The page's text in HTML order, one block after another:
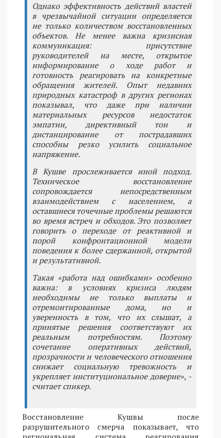
Однако эффективность действий властей
в чрезвычайной ситуации определяется
не только количеством восстановленных
объектов. Не менее важна кризисная
коммуникация: присутствие
руководителей на месте, открытое
информирование о ходе работ и
готовность реагировать на конкретные
обращения жителей. Опыт недавних
природных катастроф в других регионах
показывал, что даже при наличии
материальных ресурсов недостаток
эмпатии, директивный тон и
дистанцирование от пострадавших
способны резко усилить социальное
напряжение.
В Кушве прослеживается иной подход.
Техническое восстановление
сопровождается непосредственным
взаимодействием с населением, а
оставшиеся точечные проблемы решаются
во время встреч и обходов. Это позволяет
говорить о переходе от реактивной и
порой конфронтационной модели
поведения к более сдержанной, открытой
и результативной.
Такая «работа над ошибками» особенно
важна: в условиях кризиса людям
необходимы не только выплаты и
отремонтированные дома, но и
уверенность в том, что их слышат, а
принятые решения соответствуют их
реальным потребностям. Поэтому
сочетание оперативных действий,
прозрачности и человеческого отношения
снижает социальную тревожность и
укрепляет институциональное доверие», -
считает спикер.
Восстановление Кушвы после
разрушительного смерча показывает, что